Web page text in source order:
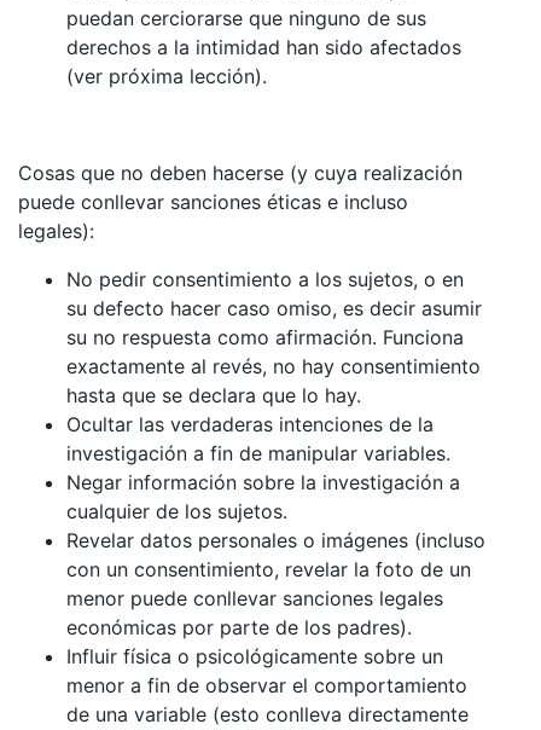
puedan cerciorarse que ninguno de sus
derechos a la intimidad han sido afectados
(ver próxima lección).
Cosas que no deben hacerse (y cuya realización
puede conllevar sanciones éticas e incluso
legales):
No pedir consentimiento a los sujetos, o en
su defecto hacer caso omiso, es decir asumir
su no respuesta como afirmación. Funciona
exactamente al revés, no hay consentimiento
hasta que se declara que lo hay.
Ocultar las verdaderas intenciones de la
investigación a fin de manipular variables.
Negar información sobre la investigación a
cualquier de los sujetos.
Revelar datos personales o imágenes (incluso
con un consentimiento, revelar la foto de un
menor puede conllevar sanciones legales
económicas por parte de los padres).
Influir física o psicológicamente sobre un
menor a fin de observar el comportamiento
de una variable (esto conlleva directamente